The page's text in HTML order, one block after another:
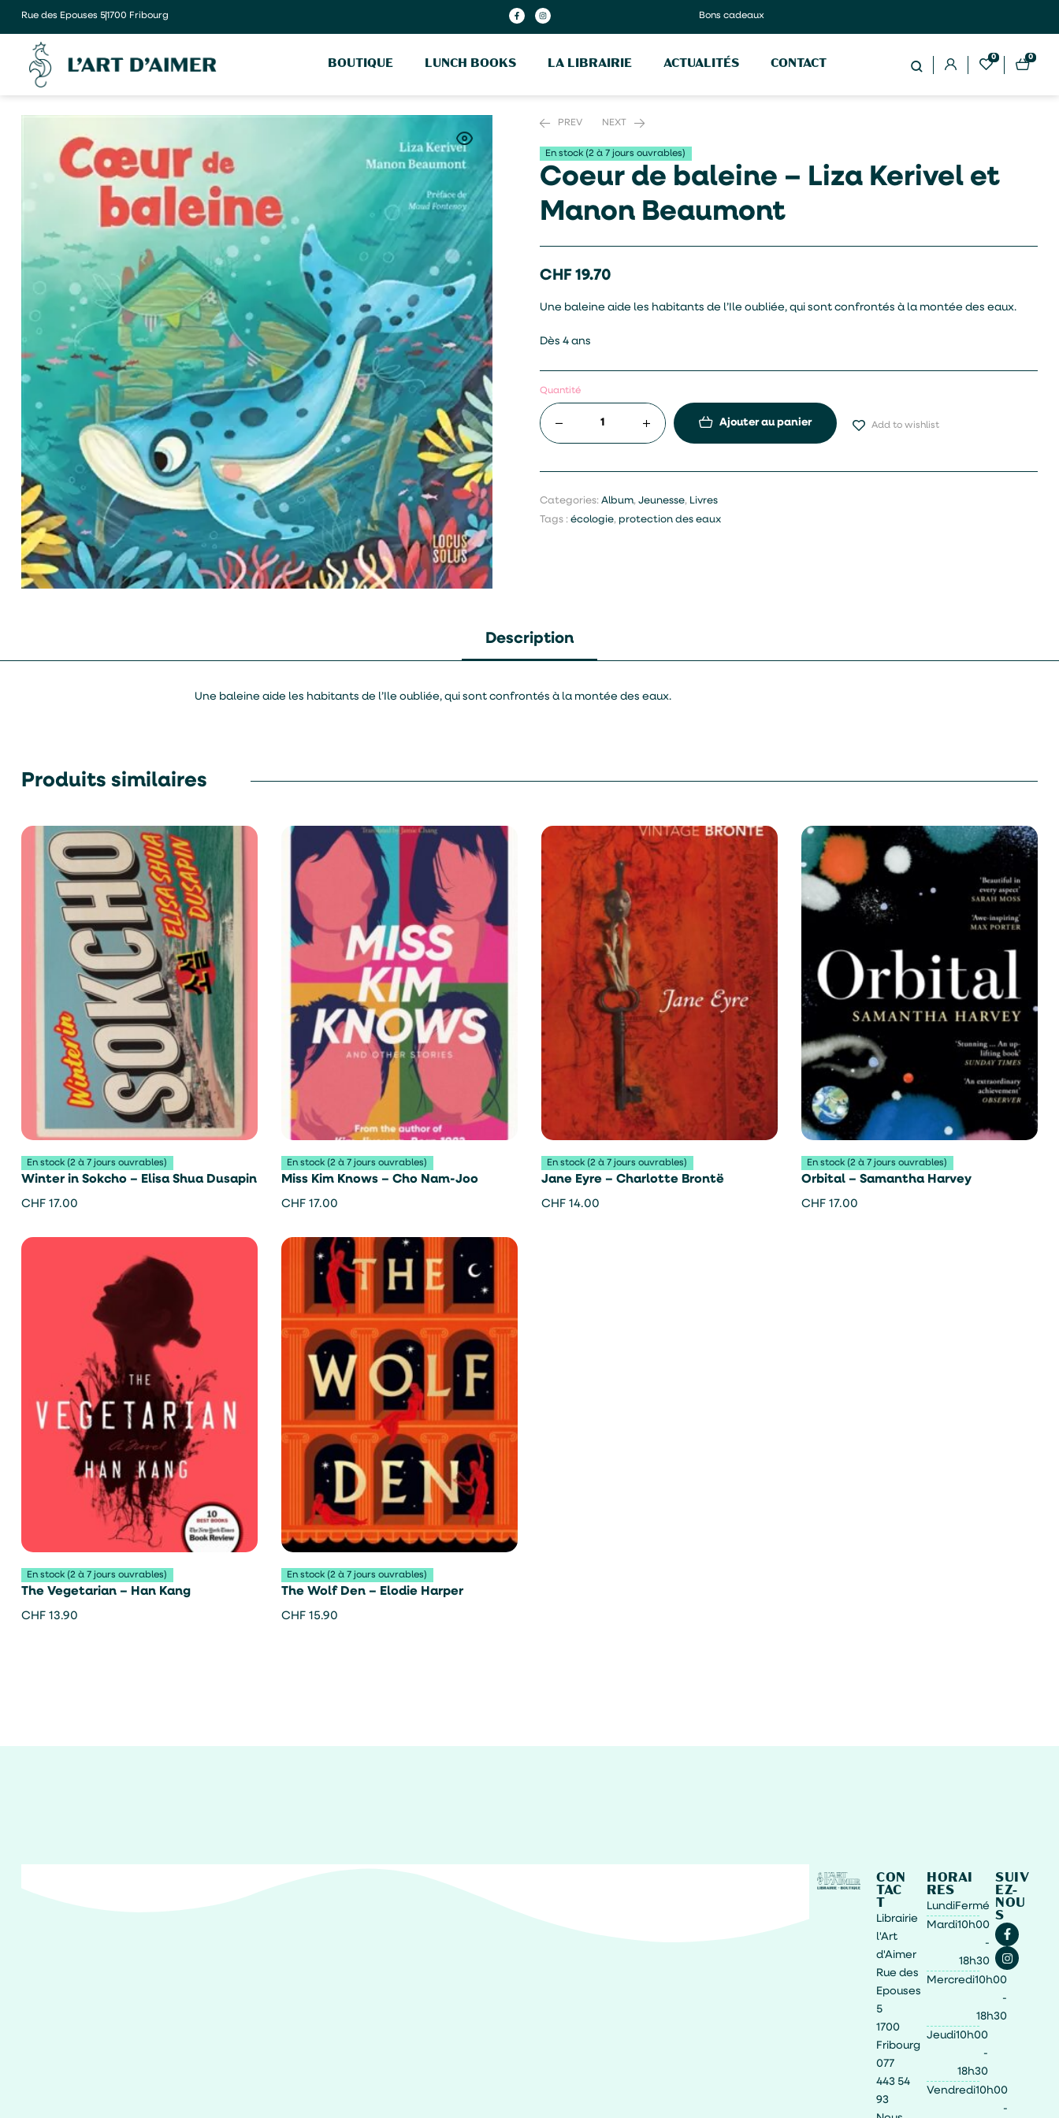
Rue des Epouses 51700 Fribourg Bons cadeaux
BOUTIQUE LUNCH BOOKS LA LIBRAIRIE ACTUALITÉS CONTACT
0 0
PREV NEXT
En stock (2 à 7 jours ouvrables)
Coeur de baleine – Liza Kerivel et
Manon Beaumont
CHF 19.70
Une baleine aide les habitants de l’Ile oubliée, qui sont confrontés à la montée des eaux.
Dès 4 ans
Quantité
Ajouter au panier Add to wishlist
Categories: Album, Jeunesse, Livres
Tags : écologie, protection des eaux
Description
Une baleine aide les habitants de l’Ile oubliée, qui sont confrontés à la montée des eaux.
Produits similaires
En stock (2 à 7 jours ouvrables)
Winter in Sokcho – Elisa Shua Dusapin
CHF 17.00
En stock (2 à 7 jours ouvrables)
Miss Kim Knows – Cho Nam-Joo
CHF 17.00
En stock (2 à 7 jours ouvrables)
Jane Eyre – Charlotte Brontë
CHF 14.00
En stock (2 à 7 jours ouvrables)
Orbital – Samantha Harvey
CHF 17.00
En stock (2 à 7 jours ouvrables)
The Vegetarian – Han Kang
CHF 13.90
En stock (2 à 7 jours ouvrables)
The Wolf Den – Elodie Harper
CHF 15.90
CON
TAC
Librairie
l'Art
d'Aimer
Rue des
Epouses
5
1700
Fribourg
077
443 54
93
HORAI
RES
LundiFermé
Mardi10h00
-
18h30
Mercredi10h00
-
18h30
Jeudi10h00
-
18h30
Vendredi10h00
-
SUIV
EZ-
NOU
S